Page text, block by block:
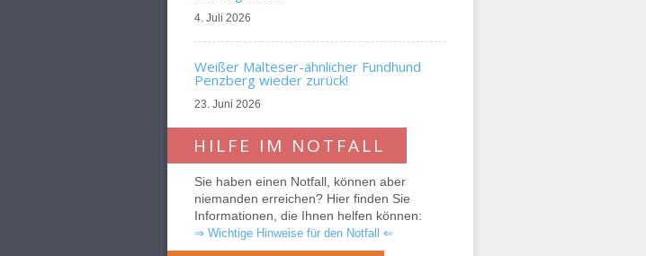
4. Juli 2026
Weißer Malteser-ähnlicher Fundhund
Penzberg wieder zurück!
23. Juni 2026
HILFE IM NOTFALL
Sie haben einen Notfall, können aber
niemanden erreichen? Hier finden Sie
Informationen, die Ihnen helfen können:
⇒ Wichtige Hinweise für den Notfall ⇐